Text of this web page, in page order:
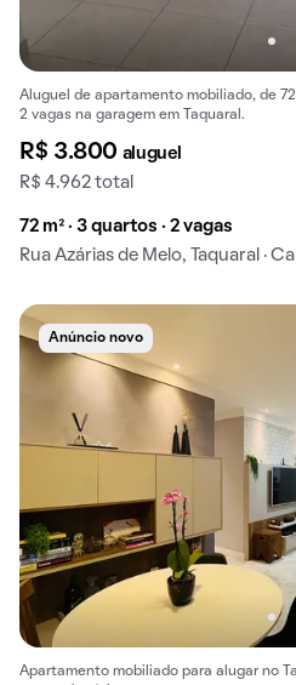
Aluguel de apartamento mobiliado, de
2 vagas na garagem em Taquaral.
R$ 3.800 aluguel
R$ 4.962 total
72 m² · 3 quartos · 2 vagas
Rua Azárias de Melo, Taquaral ·
Anúncio novo
Apartamento mobiliado para alugar no